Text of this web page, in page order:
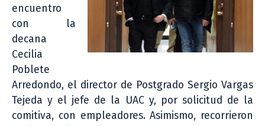
encuentro
con la
decana
Cecilia
Poblete
Arredondo, el director de Postgrado Sergio Vargas
Tejeda y el jefe de la UAC y, por solicitud de la
comitiva, con empleadores. Asimismo, recorrieron